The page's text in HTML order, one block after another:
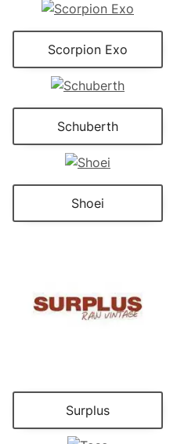
Scorpion Exo
Schuberth
Shoei
Surplus